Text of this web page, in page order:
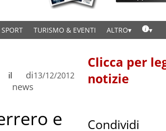
SPORT TURISMO & EVENTI ALTRO
di
news
il 13/12/2012
e
Clicca per
notizie
Condividi